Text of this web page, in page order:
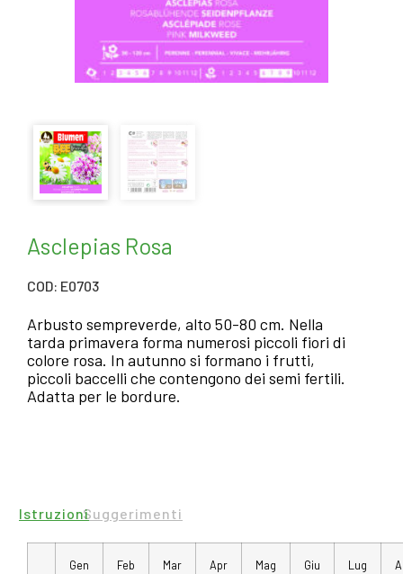
Asclepias Rosa
COD: E0703
Arbusto sempreverde, alto 50-80 cm. Nella
tarda primavera forma numerosi piccoli fiori di
colore rosa. In autunno si formano i frutti,
piccoli baccelli che contengono dei semi fertili.
Adatta per le bordure.
IstruzioniSuggerimenti
Gen Feb Mar Apr Mag Giu Lug